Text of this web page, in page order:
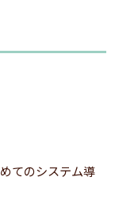
てのシステム導